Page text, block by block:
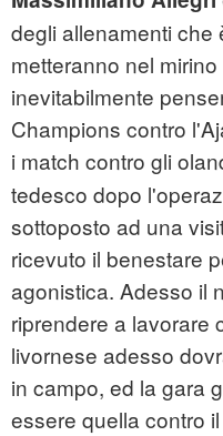
degli allenamenti che
metteranno nel
inevitabilmente
Champions contro
i match contro gli
tedesco dopo
sottoposto ad una
ricevuto il benestare
agonistica. Adesso il
riprendere a lavorare
livornese adesso
in campo, ed la gara
essere quella contro